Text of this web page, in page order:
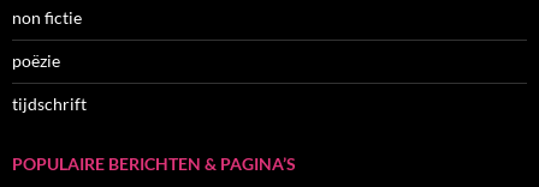
non fictie
poëzie
tijdschrift
POPULAIRE BERICHTEN & PAGINA’S